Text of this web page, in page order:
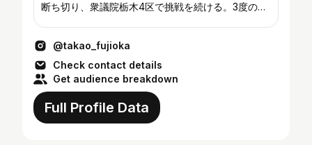
断ち切り、衆議院栃木4区で挑戦を続ける。3度の苦
3人暮らし。現在立憲民主党衆議院栃木県第４区総支
部長
@takao_fujioka
Check contact details
Get audience breakdown
Full Profile Data